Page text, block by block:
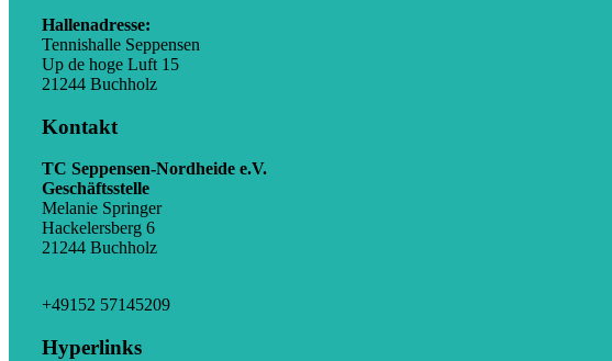
Hallenadresse:
Tennishalle Seppensen
Up de hoge Luft 15
21244 Buchholz
Kontakt
TC Seppensen-Nordheide e.V.
Geschäftsstelle
Melanie Springer
Hackelersberg 6
21244 Buchholz
+49152 57145209
Hyperlinks